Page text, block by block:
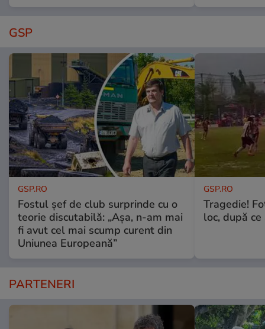
GSP
GSP.RO
Fostul șef de club surprinde cu o
teorie discutabilă: „Așa, n-am mai
fi avut cel mai scump curent din
Uniunea Europeană”
GSP.RO
Tragedie!
loc, după
PARTENERI